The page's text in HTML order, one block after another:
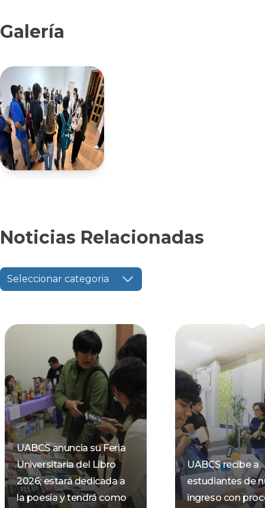
Galería
Noticias Relacionadas
Seleccionar categoria
UABCS anuncia su Feria
Universitaria del Libro
2026; estará dedicada a
la poesía y tendrá como
UABCS recibe a
estudiantes de
ingreso con